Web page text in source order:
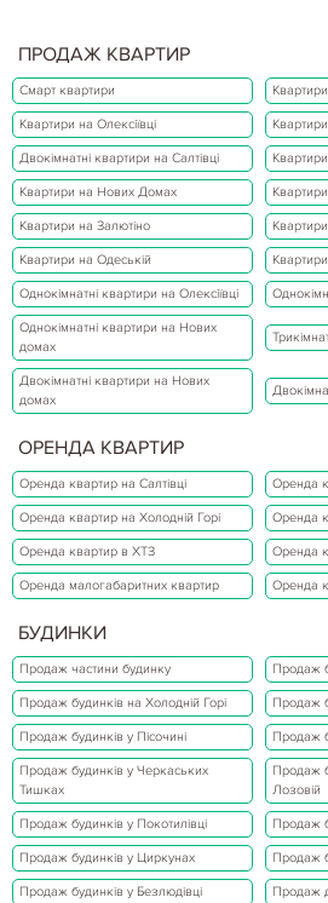
ПРОДАЖ КВАРТИР
Смарт квартири Квартири
Квартири на Олексіївці
Двокімнатні квартири на Салтівці
Квартири на Нових Домах
Квартири на Залютіно
Квартири на Одеській
Однокімнатні квартири на Олексіївці
Однокімнатні квартири на Нових
домах
Двокімнатні квартири на Нових
домах
ОРЕНДА КВАРТИР
Оренда квартир на Салтівці Оренда
Оренда квартир на Холодній Горі Оренда
Оренда квартир в ХТЗ Оренда
Оренда малогабаритних квартир Оренда
БУДИНКИ
Продаж частини будинку Продаж
Продаж будинків на Холодній Горі Продаж
Продаж будинків у Пісочині Продаж
Продаж будинків у Черкаських
Тишках
Продаж
Лозовій
Продаж будинків у Покотилівці Продаж
Продаж будинків у Циркунах Продаж
Продаж будинків у Безлюдівці Продаж